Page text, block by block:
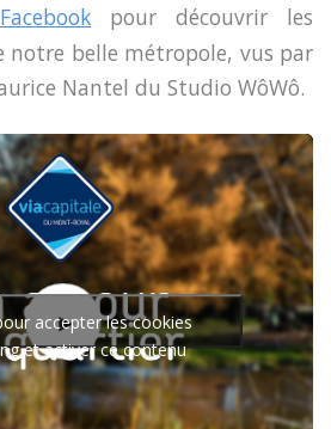
Facebook pour découvrir les
notre belle métropole, vus par
Nantel du Studio WôWô.
accepter les cookies
et activer ce contenu